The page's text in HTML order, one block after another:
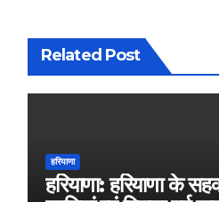
Related Post
हरियाणा
हरियाणा: हरियाणा के